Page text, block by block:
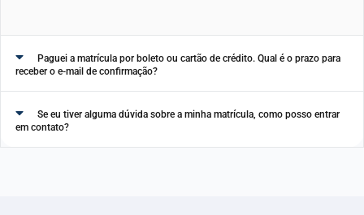
Paguei a matrícula por boleto ou cartão de crédito. Qual é o prazo para
receber o e-mail de confirmação?
Se eu tiver alguma dúvida sobre a minha matrícula, como posso entrar
em contato?